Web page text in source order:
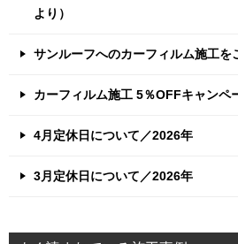
より）
サンルーフへのカーフィルム施工を
カーフィルム施工 5％OFFキャンペ
4月定休日について／2026年
3月定休日について／2026年